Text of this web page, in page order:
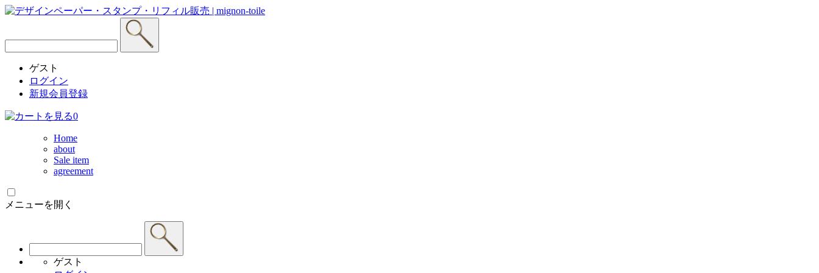
ゲスト
ログイン
新規会員登録
0
Home
about
Sale item
agreement
メニューを開く
ゲスト